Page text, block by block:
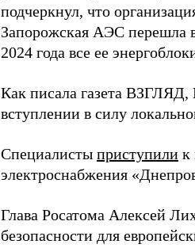
подчеркнул, что
Запорожская АЭС перешла в
2024 года все ее
Как писала газета ВЗГЛЯД,
вступлении в силу
Специалисты приступили к
электроснабжения
Глава Росатома Алексей
безопасности для